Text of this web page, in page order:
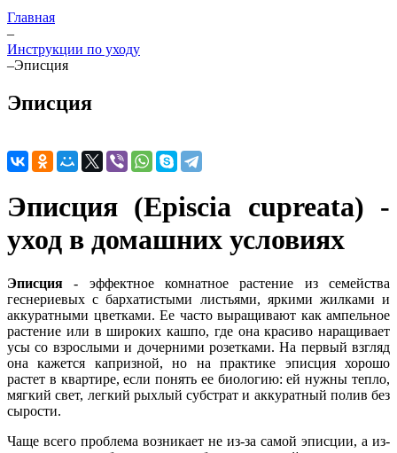
Главная
–
Инструкции по уходу
–Эписция
Эписция
Эписция (Episcia cupreata) -
уход в домашних условиях
Эписция - эффектное комнатное растение из семейства
геснериевых с бархатистыми листьями, яркими жилками и
аккуратными цветками. Ее часто выращивают как ампельное
растение или в широких кашпо, где она красиво наращивает
усы со взрослыми и дочерними розетками. На первый взгляд
она кажется капризной, но на практике эписция хорошо
растет в квартире, если понять ее биологию: ей нужны тепло,
мягкий свет, легкий рыхлый субстрат и аккуратный полив без
сырости.
Чаще всего проблема возникает не из-за самой эписции, а из-